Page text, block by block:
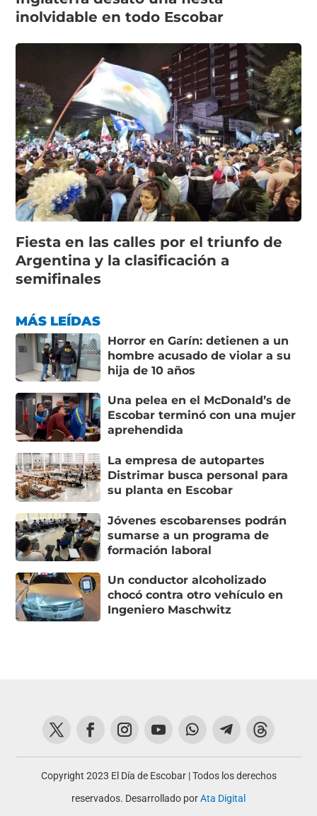
inolvidable en todo Escobar
Fiesta en las calles por el triunfo de
Argentina y la clasificación a
semifinales
MÁS LEÍDAS
Horror en Garín: detienen a un
hombre acusado de violar a su
hija de 10 años
Una pelea en el McDonald’s de
Escobar terminó con una mujer
aprehendida
La empresa de autopartes
Distrimar busca personal para
su planta en Escobar
Jóvenes escobarenses podrán
sumarse a un programa de
formación laboral
Un conductor alcoholizado
chocó contra otro vehículo en
Ingeniero Maschwitz
Copyright 2023 El Día de Escobar | Todos los derechos
reservados. Desarrollado porAta Digital